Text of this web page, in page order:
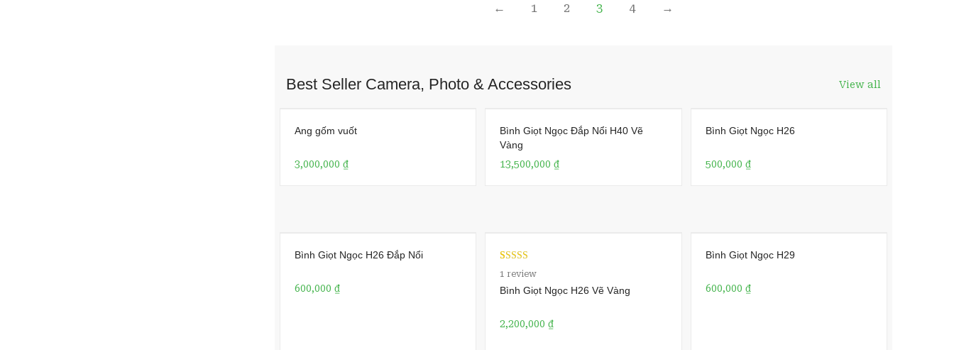
← 1 2 3 4 →
Best Seller Camera, Photo & Accessories View all
Ang gốm vuốt
3,000,000 ₫
Bình Giọt Ngọc Đắp Nổi H40 Vẽ
Vàng
13,500,000₫
Bình Giọt Ngọc H26
500,000 ₫
Bình Giọt Ngọc H26 Đắp Nổi
600,000 ₫
Rated
4.00 out
1
customer
1 review
Bình Giọt Ngọc H26 Vẽ Vàng
2,200,000₫
Bình Giọt Ngọc H29
600,000 ₫